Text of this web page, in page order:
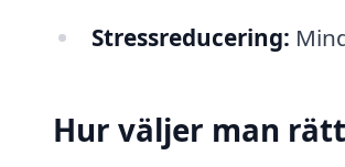
Stressreducering:
Hur väljer man